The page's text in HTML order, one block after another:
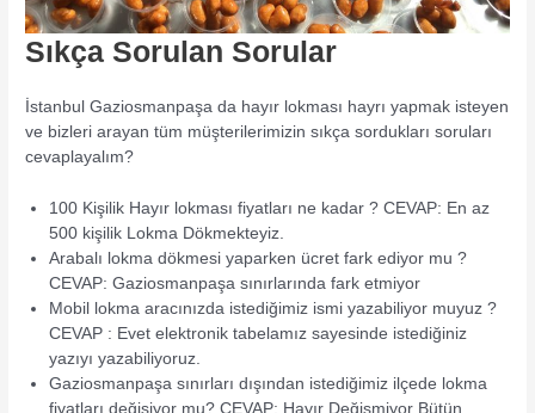
Sıkça Sorulan Sorular
İstanbul Gaziosmanpaşa da hayır lokması hayrı yapmak isteyen
ve bizleri arayan tüm müşterilerimizin sıkça sordukları soruları
cevaplayalım?
100 Kişilik Hayır lokması fiyatları ne kadar ? CEVAP: En az
500 kişilik Lokma Dökmekteyiz.
Arabalı lokma dökmesi yaparken ücret fark ediyor mu ?
CEVAP: Gaziosmanpaşa sınırlarında fark etmiyor
Mobil lokma aracınızda istediğimiz ismi yazabiliyor muyuz ?
CEVAP : Evet elektronik tabelamız sayesinde istediğiniz
yazıyı yazabiliyoruz.
Gaziosmanpaşa sınırları dışından istediğimiz ilçede lokma
fiyatları değişiyor mu? CEVAP: Hayır Değişmiyor Bütün